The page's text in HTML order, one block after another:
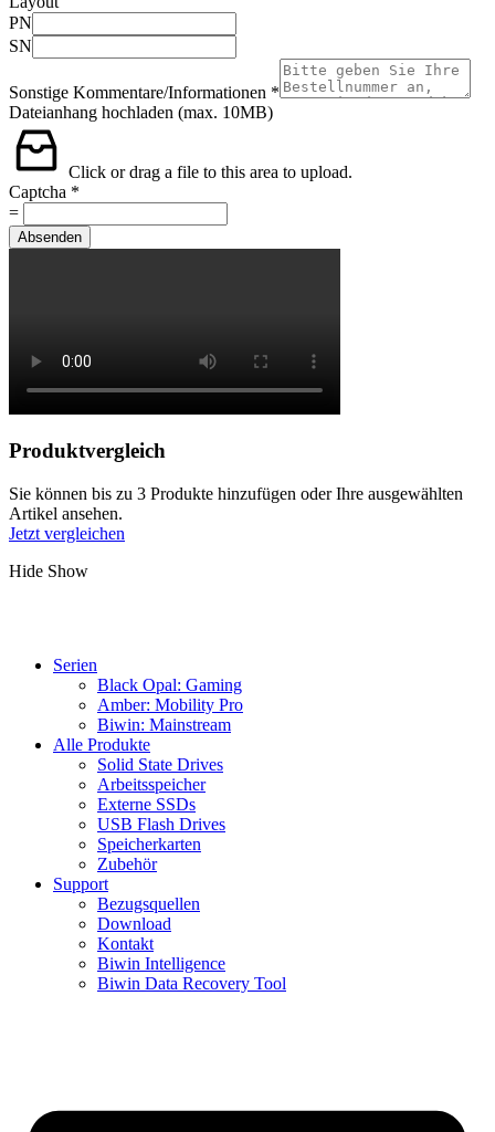
PN
SN
Sonstige Kommentare/Informationen *
Dateianhang hochladen (max. 10MB)
Click or drag a file to this area to upload.
Captcha *
=
Absenden
Produktvergleich
Sie können bis zu 3 Produkte hinzufügen oder Ihre ausgewählten
Artikel ansehen.
Jetzt vergleichen
Hide Show
Serien
Black Opal: Gaming
Amber: Mobility Pro
Biwin: Mainstream
Alle Produkte
Solid State Drives
Arbeitsspeicher
Externe SSDs
USB Flash Drives
Speicherkarten
Zubehör
Support
Bezugsquellen
Download
Kontakt
Biwin Intelligence
Biwin Data Recovery Tool